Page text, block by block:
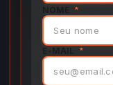
NOME *
E-MAIL *